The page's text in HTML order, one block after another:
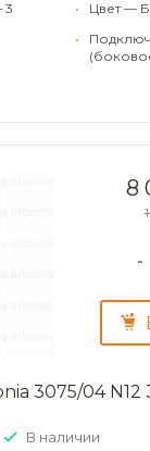
3
•
Цвет —
•
8
-
3075/04 N12
В наличии